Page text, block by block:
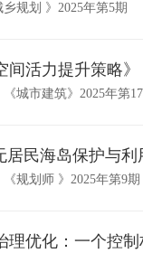
规划 》2025年第5期
活力提升策略》
城市建筑》2025年第
居民海岛保护与
规划师 》2025年第9期
理优化：一个控制